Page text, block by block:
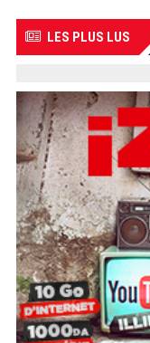
LES PLUS LUS